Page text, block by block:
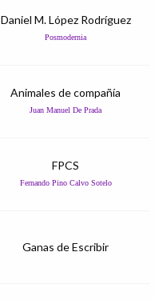
Daniel M. López Rodríguez
Posmodernia
Animales de compañía
Juan Manuel De Prada
FPCS
Fernando Pino Calvo Sotelo
Ganas de Escribir